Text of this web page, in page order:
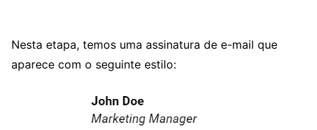
Nesta etapa, temos uma assinatura de e-mail que
aparece com o seguinte estilo: